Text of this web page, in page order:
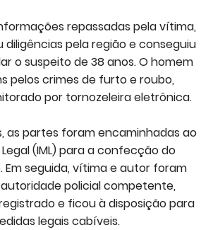
repassadas pela vítima,
diligências pela região e conseguiu
o suspeito de 38 anos. O homem
pelos crimes de furto e roubo,
por tornozeleira eletrônica.
as partes foram encaminhadas ao
(IML) para a confecção do
Em seguida, vítima e autor foram
policial competente,
e ficou à disposição para
legais cabíveis.